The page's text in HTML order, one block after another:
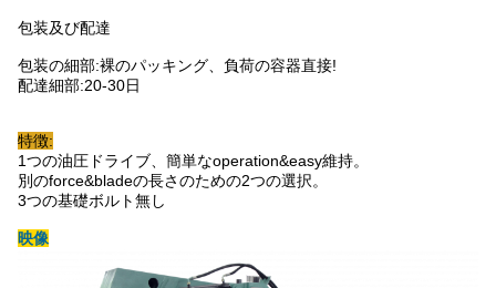
包装及び配達
包装の細部:裸のパッキング、負荷の容器直接!
配達細部:20-30日
特徴:
1つの油圧ドライブ、簡単なoperation&easy維持。
別のforce&bladeの長さのための2つの選択。
3つの基礎ボルト無し
映像